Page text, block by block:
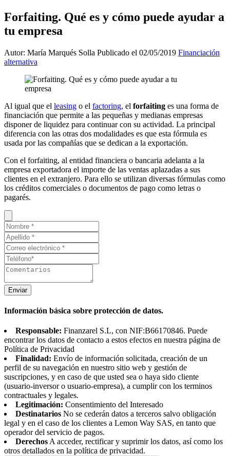
Forfaiting. Qué es y cómo puede ayudar a
tu empresa
Autor: María Marqués Solla Publicado el 02/05/2019 Financiación
alternativa
Al igual que el leasing o el factoring, el forfaiting es una forma de
financiación que permite a las pequeñas y medianas empresas
disponer de liquidez para continuar con su actividad. La principal
diferencia con las otras dos modalidades es que esta fórmula es
usada por las compañías que se dedican a la exportación.
Con el forfaiting, al entidad financiera o bancaria adelanta a la
empresa exportadora el importe de las ventas aplazadas a sus
clientes en el extranjero. Para ello se utilizan diversas fórmulas como
los créditos comerciales o documentos de pago como letras o
pagarés.
Enviar
Información básica sobre protección de datos.
Responsable: Finanzarel S.L, con NIF:B66170846. Puede
encontrar los datos de contacto a estos efectos en nuestra página de
Política de Privacidad
Finalidad: Envío de información solicitada, creación de un
perfil de su navegación en nuestro sitio web y gestión de
suscripciones, y en caso de que usted sea o haya sido cliente
(usuario-inversor o usuario-empresa), a cumplir con los terminos
contractuales y legales.
Legitimación: Consentimiento del Interesado
Destinatarios No se cederán datos a terceros salvo obligación
legal y en el caso de los clientes a Lemon Way SAS, en tanto que
operador del servicio de pagos.
Derechos A acceder, rectificar y suprimir los datos, así como los
otros detallados en la política de privacidad.